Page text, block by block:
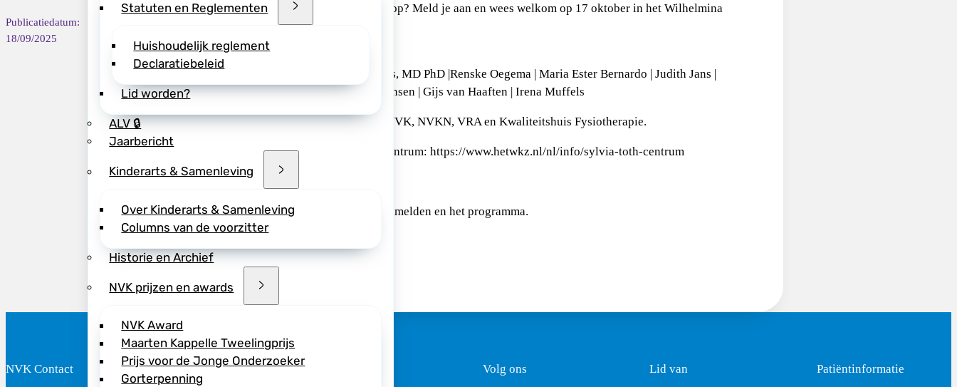
Statuten en Reglementen
Huishoudelijk reglement
Declaratiebeleid
Lid worden?
ALV 🔒
Jaarbericht
Kinderarts & Samenleving
Over Kinderarts & Samenleving
Columns van de voorzitter
Historie en Archief
NVK prijzen en awards
NVK Award
Maarten Kappelle Tweelingprijs
Prijs voor de Jonge Onderzoeker
Gorterpenning
Publicatiedatum:
18/09/2025
wat levert dit ouders en kinderen op? Meld je aan en wees welkom op 17 oktober in het Wilhelmina
Kinderziekenhuis in Utrecht.
Met bijdragen van onder andere:
Ludo van de Pol, Jaap Jan Boelens, MD PhD |Renske Oegema | Maria Ester Bernardo | Judith Jans |
Peter Marin Van Hasselt | Floor Jansen | Gijs van Haaften | Irena Muffels
Accreditatie is aangevraagd bij: NVK, NVKN, VRA en Kwaliteitshuis Fysiotherapie.
Meer info over het Sylvia Tóth Centrum: https://www.hetwkz.nl/nl/info/sylvia-toth-centrum
Klik op de volgende voor aanmelden en het programma.
NVK Contact Volg ons Lid van Patiëntinformatie